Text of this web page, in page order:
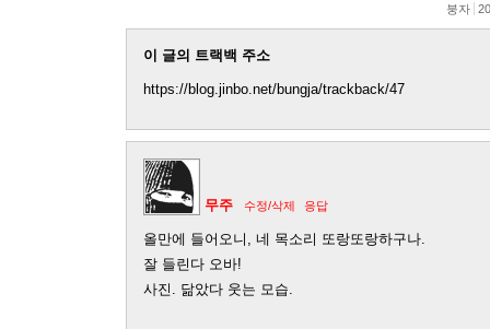
붕자
이 글의 트랙백 주소
https://blog.jinbo.net/bungja/trackback/47
무주 수정/삭제 응답
올만에 들어오니, 네 목소리 또랑또랑하구나.
잘 들린다 오바!
사진. 닮았다 웃는 모습.